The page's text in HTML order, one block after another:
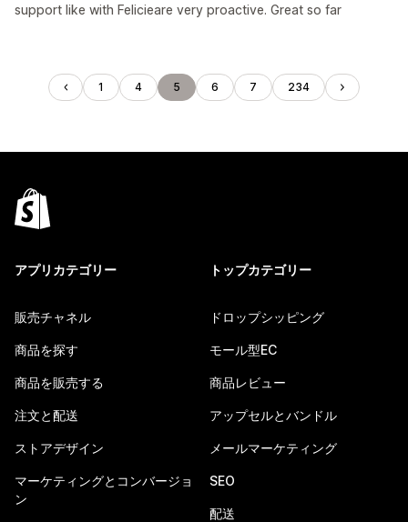
support like with Felicieare very proactive. Great so far
1 4 5 6 7 234
アプリカテゴリー
販売チャネル
商品を探す
商品を販売する
注文と配送
ストアデザイン
マーケティングとコンバージョ
ン
トップカテゴリー
ドロップシッピング
モール型EC
商品レビュー
アップセルとバンドル
メールマーケティング
SEO
配送